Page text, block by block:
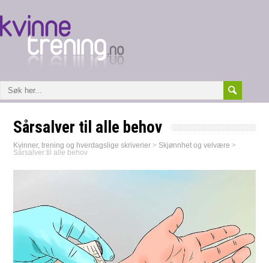
Sårsalver til alle behov
Kvinner, trening og hverdagslige skriverier > Skjønnhet og velvære >
Sårsalver til alle behov